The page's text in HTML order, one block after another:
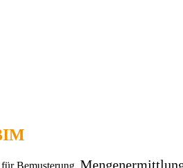
Bemusterung,